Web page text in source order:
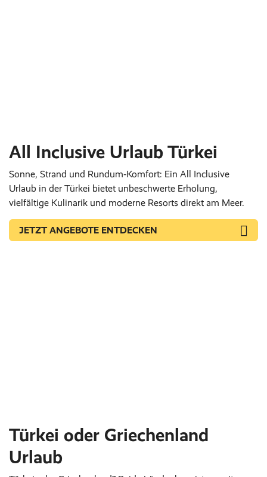
All Inclusive Urlaub Türkei
Sonne, Strand und Rundum‑Komfort: Ein All Inclusive
Urlaub in der Türkei bietet unbeschwerte Erholung,
vielfältige Kulinarik und moderne Resorts direkt am Meer.
JETZT ANGEBOTE ENTDECKEN
Türkei oder Griechenland
Urlaub